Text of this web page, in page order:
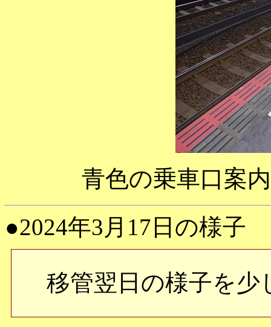
青色の乗車口案
●2024年3月17日の様子
移管翌日の様子を少